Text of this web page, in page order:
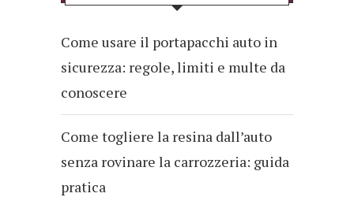
Come usare il portapacchi auto in
sicurezza: regole, limiti e multe da
conoscere
Come togliere la resina dall’auto
senza rovinare la carrozzeria: guida
pratica